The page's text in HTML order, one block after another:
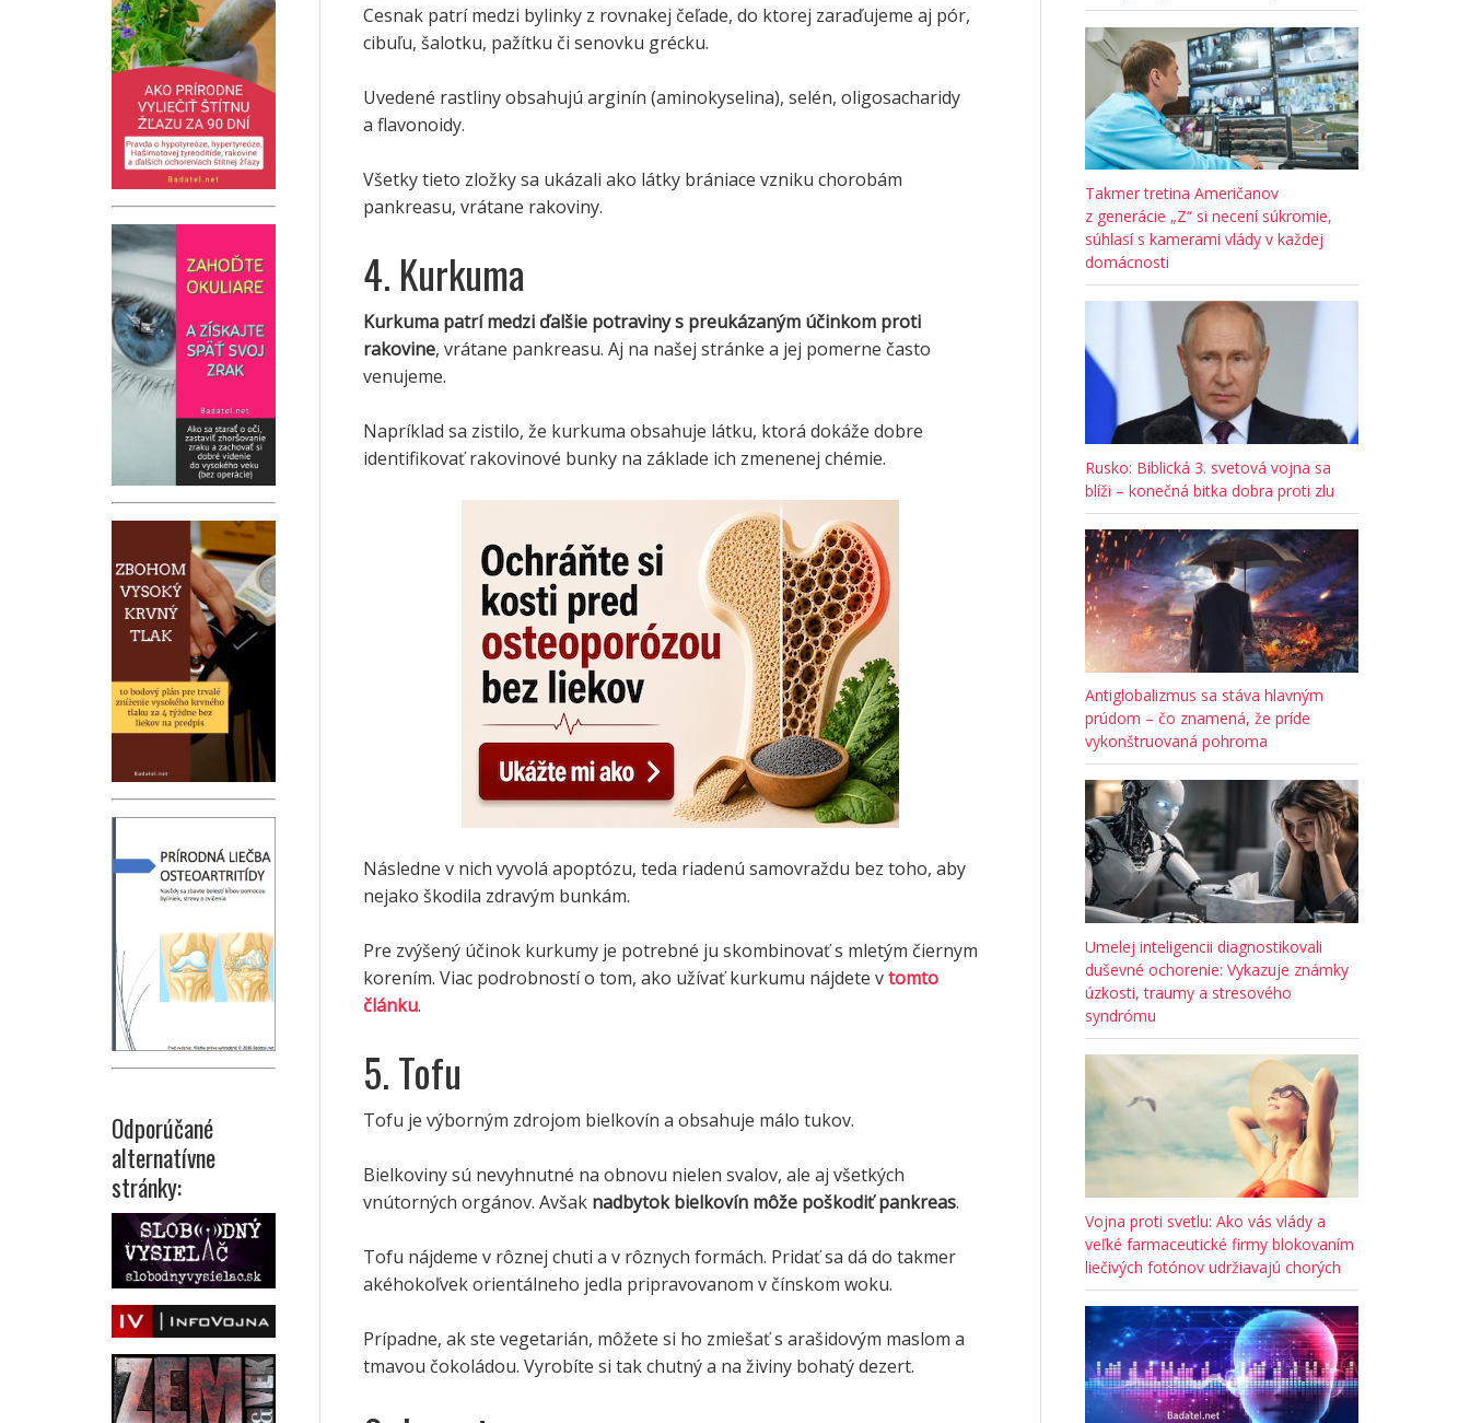
Cesnak patrí medzi bylinky z rovnakej čeľade, do ktorej zaraďujeme aj pór,
cibuľu, šalotku, pažítku či senovku grécku.
Uvedené rastliny obsahujú arginín (aminokyselina), selén, oligosacharidy
a flavonoidy.
Všetky tieto zložky sa ukázali ako látky brániace vzniku chorobám
pankreasu, vrátane rakoviny.
4. Kurkuma
Kurkuma patrí medzi ďalšie potraviny s preukázaným účinkom proti
rakovine, vrátane pankreasu. Aj na našej stránke a jej pomerne často
venujeme.
Napríklad sa zistilo, že kurkuma obsahuje látku, ktorá dokáže dobre
identifikovať rakovinové bunky na základe ich zmenenej chémie.
Následne v nich vyvolá apoptózu, teda riadenú samovraždu bez toho, aby
nejako škodila zdravým bunkám.
Pre zvýšený účinok kurkumy je potrebné ju skombinovať s mletým čiernym
korením. Viac podrobností o tom, ako užívať kurkumu nájdete vtomto
článku.
5. Tofu
Tofu je výborným zdrojom bielkovín a obsahuje málo tukov.
Bielkoviny sú nevyhnutné na obnovu nielen svalov, ale aj všetkých
vnútorných orgánov. Avšak nadbytok bielkovín môže poškodiť pankreas.
Tofu nájdeme v rôznej chuti a v rôznych formách. Pridať sa dá do takmer
akéhokoľvek orientálneho jedla pripravovanom v čínskom woku.
Prípadne, ak ste vegetarián, môžete si ho zmiešať s arašidovým maslom a
tmavou čokoládou. Vyrobíte si tak chutný a na živiny bohatý dezert.
Takmer tretina Američanov
z generácie „Z“ si necení súkromie,
súhlasí s kamerami vlády v každej
domácnosti
Rusko: Biblická 3. svetová vojna sa
blíži – konečná bitka dobra proti zlu
Antiglobalizmus sa stáva hlavným
prúdom – čo znamená, že príde
vykonštruovaná pohroma
Umelej inteligencii diagnostikovali
duševné ochorenie: Vykazuje známky
úzkosti, traumy a stresového
syndrómu
Vojna proti svetlu: Ako vás vlády a
veľké farmaceutické firmy blokovaním
liečivých fotónov udržiavajú chorých
Odporúčané
alternatívne
stránky: